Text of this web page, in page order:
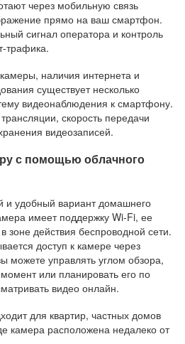
через мобильную связь
прямо на ваш смартфон.
сигнал оператора и контроль
трафика.
наличия интернета и
существует несколько
видеонаблюдения к смартфону.
скорость передачи
видеозаписей.
с помощью облачного
и удобный вариант домашнего
имеет поддержку Wi-Fi, ее
зоне действия беспроводной сети.
доступ к камере через
можете управлять углом обзора,
или планировать его по
видео онлайн.
для квартир, частных домов
камера расположена недалеко от